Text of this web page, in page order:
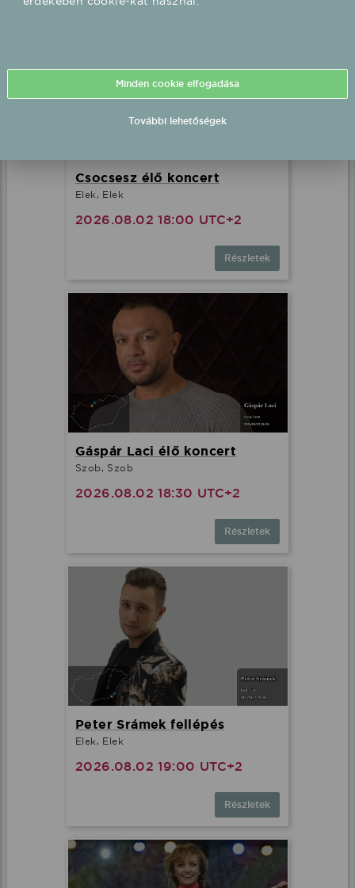
Csocsesz élő koncert
Elek, Elek
2026.08.02 18:00 UTC+2
Részletek
Gáspár Laci élő koncert
Szob, Szob
2026.08.02 18:30 UTC+2
Részletek
Peter Srámek fellépés
Elek, Elek
2026.08.02 19:00 UTC+2
Részletek